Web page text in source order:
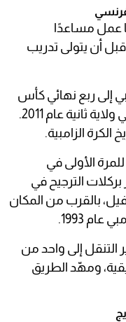
عمل مساعدًا
أن يتولى تدريب
إلى ربع نهائي كأس
أمم أفريقيا 2010، قبل أن يعود إليه في ولاية ثانية عام 2011.
الكرة الزامبية.
وفازت زامبيا بكأس أمم أفريقيا 2012 للمرة الأولى في
الترجيح في
بالقرب من المكان
1993.
التنقل إلى واحد من
ومهّد الطريق